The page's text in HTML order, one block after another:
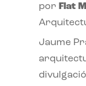
por Flat
Jaume